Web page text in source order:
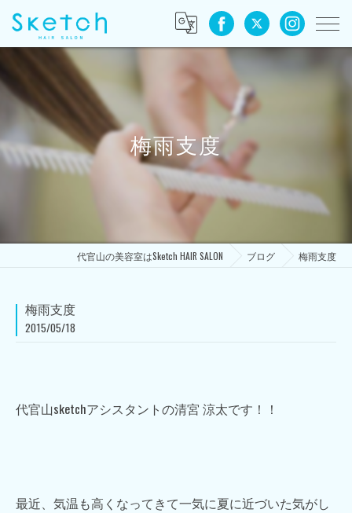
梅雨支度
代官山の美容室はSketch HAIR SALON ブログ 梅雨支度
梅雨支度
2015/05/18
代官山sketchアシスタントの清宮 涼太です！！
最近、気温も高くなってきて一気に夏に近づいた気がし